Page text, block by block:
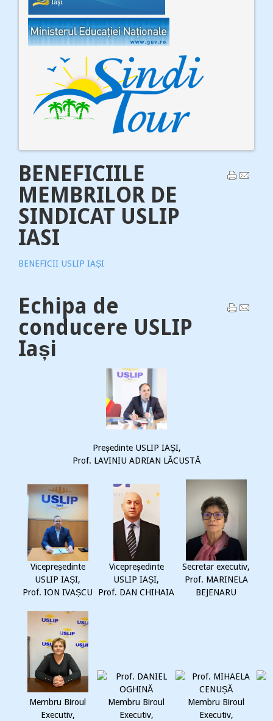
BENEFICIILE
MEMBRILOR DE
SINDICAT USLIP
IASI
BENEFICII USLIP IAȘI
Echipa de
conducere USLIP
Iași
Președinte USLIP IAȘI,
Prof. LAVINIU ADRIAN LĂCUSTĂ
Vicepreședinte
USLIP IAȘI,
Prof. ION IVAȘCU
Vicepreședinte
USLIP IAȘI,
Prof. DAN CHIHAIA
Secretar executiv,
Prof. MARINELA
BEJENARU
Membru Biroul
Executiv,
Membru Biroul
Executiv,
Membru Biroul
Executiv,